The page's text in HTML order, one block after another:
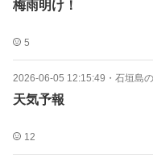
梅雨明け！
5
2026-06-05 12:15:49 ・ 石垣島
天気予報
12